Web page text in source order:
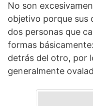
No son
objetivo porque sus
dos personas que
formas
detrás del otro, por
generalmente